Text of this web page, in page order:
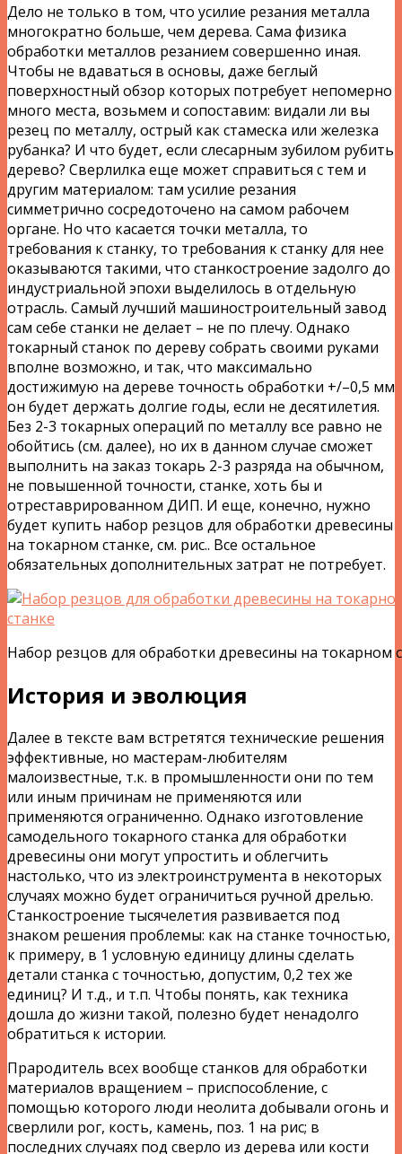
Дело не только в том, что усилие резания металла
многократно больше, чем дерева. Сама физика
обработки металлов резанием совершенно иная.
Чтобы не вдаваться в основы, даже беглый
поверхностный обзор которых потребует непомерно
много места, возьмем и сопоставим: видали ли вы
резец по металлу, острый как стамеска или железка
рубанка? И что будет, если слесарным зубилом рубить
дерево? Сверлилка еще может справиться с тем и
другим материалом: там усилие резания
симметрично сосредоточено на самом рабочем
органе. Но что касается точки металла, то
требования к станку, то требования к станку для нее
оказываются такими, что станкостроение задолго до
индустриальной эпохи выделилось в отдельную
отрасль. Самый лучший машиностроительный завод
сам себе станки не делает – не по плечу. Однако
токарный станок по дереву собрать своими руками
вполне возможно, и так, что максимально
достижимую на дереве точность обработки +/–0,5 мм
он будет держать долгие годы, если не десятилетия.
Без 2-3 токарных операций по металлу все равно не
обойтись (см. далее), но их в данном случае сможет
выполнить на заказ токарь 2-3 разряда на обычном,
не повышенной точности, станке, хоть бы и
отреставрированном ДИП. И еще, конечно, нужно
будет купить набор резцов для обработки древесины
на токарном станке, см. рис.. Все остальное
обязательных дополнительных затрат не потребует.
Набор резцов для обработки древесины на токарном
История и эволюция
Далее в тексте вам встретятся технические решения
эффективные, но мастерам-любителям
малоизвестные, т.к. в промышленности они по тем
или иным причинам не применяются или
применяются ограниченно. Однако изготовление
самодельного токарного станка для обработки
древесины они могут упростить и облегчить
настолько, что из электроинструмента в некоторых
случаях можно будет ограничиться ручной дрелью.
Станкостроение тысячелетия развивается под
знаком решения проблемы: как на станке точностью,
к примеру, в 1 условную единицу длины сделать
детали станка с точностью, допустим, 0,2 тех же
единиц? И т.д., и т.п. Чтобы понять, как техника
дошла до жизни такой, полезно будет ненадолго
обратиться к истории.
Прародитель всех вообще станков для обработки
материалов вращением – приспособление, с
помощью которого люди неолита добывали огонь и
сверлили рог, кость, камень, поз. 1 на рис; в
последних случаях под сверло из дерева или кости